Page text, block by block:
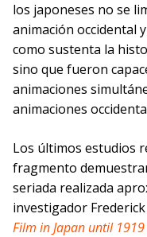
los japoneses no se
animación occidental
como sustenta la
sino que fueron
animaciones
animaciones
Los últimos estudios
fragmento
seriada realizada
investigador
Film in Japan until 1919